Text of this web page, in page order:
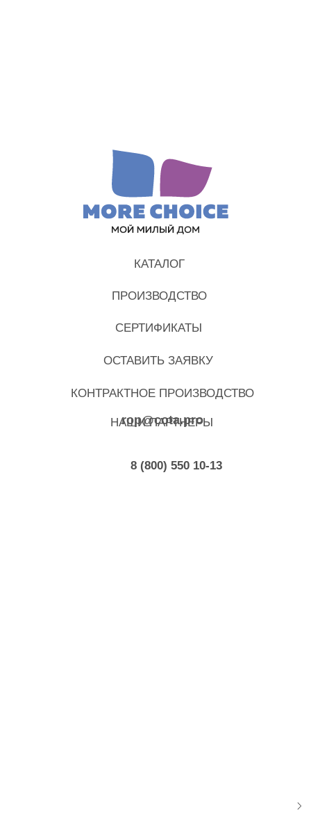
ПРОИЗВОДСТВО
СЕРТИФИКАТЫ
КАТАЛОГ
НАШИ ПАРТНЕРЫ
rop@cota.pro
ОСТАВИТЬ ЗАЯВКУ
КОНТРАКТНОЕ ПРОИЗВОДСТВО
8 (800) 550 10-13